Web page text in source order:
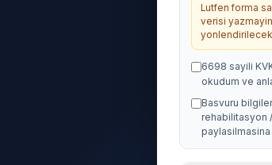
Lutfen forma
verisi
6698 sayili
okudum ve
Basvuru
rehabilitasyon